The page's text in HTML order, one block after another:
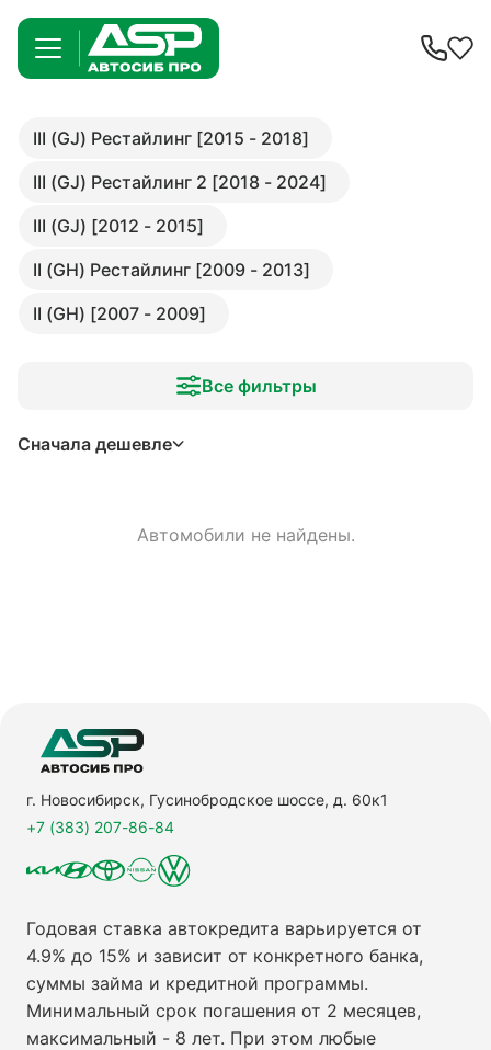
III (GJ) Рестайлинг [2015 - 2018]
III (GJ) Рестайлинг 2 [2018 - 2024]
III (GJ) [2012 - 2015]
II (GH) Рестайлинг [2009 - 2013]
II (GH) [2007 - 2009]
Все фильтры
Сначала дешевле
Автомобили не найдены.
г. Новосибирск, Гусинобродское шоссе, д. 60к1
+7 (383) 207-86-84
Годовая ставка автокредита варьируется от
4.9% до 15% и зависит от конкретного банка,
суммы займа и кредитной программы.
Минимальный срок погашения от 2 месяцев,
максимальный - 8 лет. При этом любые